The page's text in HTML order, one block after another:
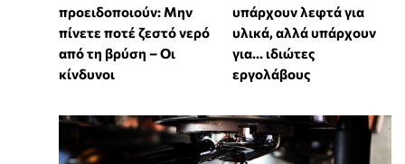
προειδοποιούν: Μην
πίνετε ποτέ ζεστό νερό
από τη βρύση – Οι
κίνδυνοι
υπάρχουν λεφτά για
υλικά, αλλά υπάρχουν
για... ιδιώτες
εργολάβους